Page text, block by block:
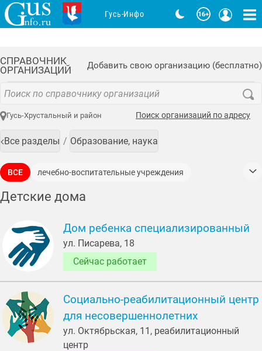
СПРАВОЧНИК
ОРГАНИЗАЦИЙ
Добавить свою организацию (бесплатно)
Гусь-Хрустальный и район Поиск организаций по адресу
Все разделы Образование, наука
ВСЕ
лечебно-воспитательные учреждения
помощь в усыновлении
Детские дома
Дом ребенка специализированный
ул. Писарева, 18
Сейчас работает
Социально-реабилитационный центр
для несовершеннолетних
ул. Октябрьская, 11, реабилитационный
центр
Гусь-Инфо